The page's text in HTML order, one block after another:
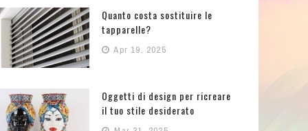
Quanto costa sostituire le
tapparelle?
Apr 19, 2025
Oggetti di design per ricreare
il tuo stile desiderato